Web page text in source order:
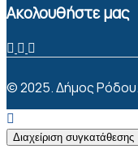
Ακολουθήστε μας
© 2025. Δήμος
Διαχείριση συγκατάθεσης